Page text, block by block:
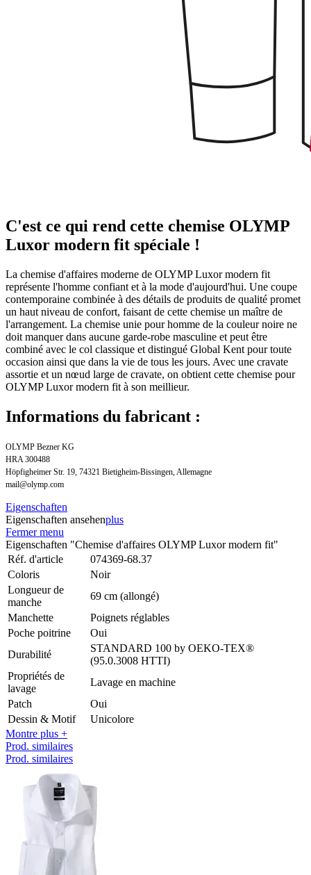
C'est ce qui rend cette chemise OLYMP
Luxor modern fit spéciale !
La chemise d'affaires moderne de OLYMP Luxor modern fit
représente l'homme confiant et à la mode d'aujourd'hui. Une coupe
contemporaine combinée à des détails de produits de qualité promet
un haut niveau de confort, faisant de cette chemise un maître de
l'arrangement. La chemise unie pour homme de la couleur noire ne
doit manquer dans aucune garde-robe masculine et peut être
combiné avec le col classique et distingué Global Kent pour toute
occasion ainsi que dans la vie de tous les jours. Avec une cravate
assortie et un nœud large de cravate, on obtient cette chemise pour
OLYMP Luxor modern fit à son meillieur.
Informations du fabricant :
OLYMP Bezner KG
HRA 300488
Höpfigheimer Str. 19, 74321 Bietigheim-Bissingen, Allemagne
mail@olymp.com
Eigenschaften
Eigenschaften ansehenplus
Fermer menu
Eigenschaften "Chemise d'affaires OLYMP Luxor modern fit"
Réf. d'article
074369-68.37
Coloris
Noir
Longueur de
manche
69 cm (allongé)
Manchette
Poignets réglables
Poche poitrine
Oui
Durabilité
STANDARD 100 by OEKO-TEX®
(95.0.3008 HTTI)
Propriétés de
lavage
Lavage en machine
Patch
Oui
Dessin & Motif
Unicolore
Montre plus +
Prod. similaires
Prod. similaires